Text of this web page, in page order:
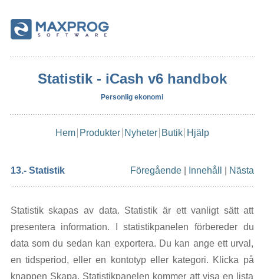
Statistik - iCash v6 handbok
Personlig ekonomi
Hem Produkter Nyheter Butik Hjälp
13.- Statistik Föregående| Innehåll Nästa
Statistik skapas av data. Statistik är ett vanligt sätt att
presentera information. I statistikpanelen förbereder du
data som du sedan kan exportera. Du kan ange ett urval,
en tidsperiod, eller en kontotyp eller kategori. Klicka på
knappen Skapa. Statistikpanelen kommer att visa en lista